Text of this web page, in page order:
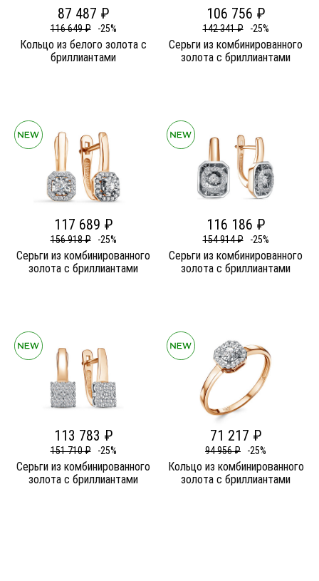
87 487 ₽
116 649 ₽ -25%
Кольцо из белого золота c
бриллиантами
106 756 ₽
142 341 ₽ -25%
Серьги из комбинированного
золота c бриллиантами
117 689 ₽
156 918 ₽ -25%
Серьги из комбинированного
золота c бриллиантами
116 186 ₽
154 914 ₽ -25%
Серьги из комбинированного
золота c бриллиантами
113 783 ₽
151 710 ₽ -25%
Серьги из комбинированного
золота c бриллиантами
71 217 ₽
94 956 ₽ -25%
Кольцо из комбинированного
золота c бриллиантами